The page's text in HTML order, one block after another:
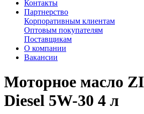
Контакты
Партнерство
Корпоративным клиентам
Оптовым покупателям
Поставщикам
О компании
Вакансии
Моторное масло
Diesel 5W-30 4 л